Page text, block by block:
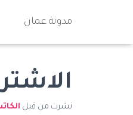
مدونة عمان
نشرت من قبل